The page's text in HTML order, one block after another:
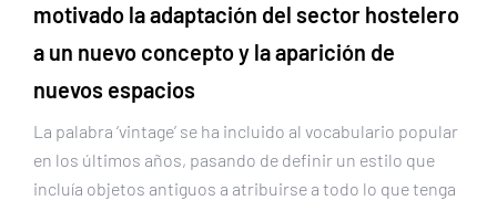
motivado la adaptación del sector hostelero
a un nuevo concepto y la aparición de
nuevos espacios
La palabra ‘vintage’ se ha incluido al vocabulario popular
en los últimos años, pasando de definir un estilo que
incluía objetos antiguos a atribuirse a todo lo que tenga